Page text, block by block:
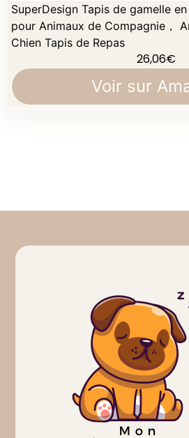
SuperDesign Tapis de gamelle
pour Animaux de Compagnie，
Chien Tapis de Repas
26,06€
Voir sur